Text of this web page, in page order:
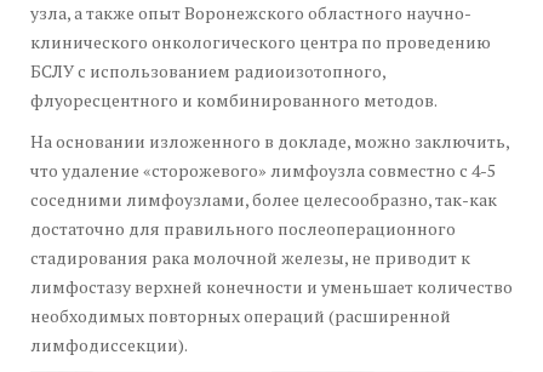
узла, а также опыт Воронежского областного научно-
клинического онкологического центра по проведению
БСЛУ с использованием радиоизотопного,
флуоресцентного и комбинированного методов.
На основании изложенного в докладе, можно заключить,
что удаление «сторожевого» лимфоузла совместно с 4-5
соседними лимфоузлами, более целесообразно, так-как
достаточно для правильного послеоперационного
стадирования рака молочной железы, не приводит к
лимфостазу верхней конечности и уменьшает количество
необходимых повторных операций (расширенной
лимфодиссекции).